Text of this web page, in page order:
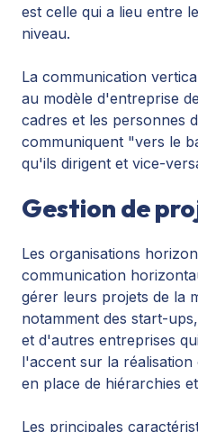
est celle qui a lieu entre
niveau.
La communication
au modèle d'entreprise
cadres et les personnes
communiquent "vers le
qu'ils dirigent et vice-
Gestion de
Les organisations
communication
gérer leurs projets de la
notamment des start-ups
et d'autres entreprises
l'accent sur la
en place de hiérarchies
Les principales